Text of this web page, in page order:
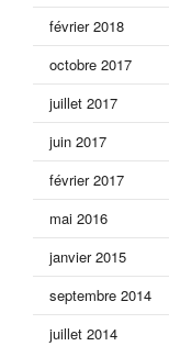
février 2018
octobre 2017
juillet 2017
juin 2017
février 2017
mai 2016
janvier 2015
septembre 2014
juillet 2014